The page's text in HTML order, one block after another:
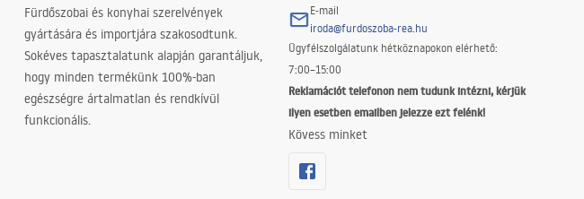
Fürdőszobai és konyhai szerelvények
gyártására és importjára szakosodtunk.
Sokéves tapasztalatunk alapján garantáljuk,
hogy minden termékünk 100%-ban
egészségre ártalmatlan és rendkívül
funkcionális.
E-mail
iroda@furdoszoba-rea.hu
Ügyfélszolgálatunk hétköznapokon elérhető:
7:00–15:00
Reklamációt telefonon nem tudunk intézni, kérjük
ilyen esetben emailben jelezze ezt felénk!
Kövess minket